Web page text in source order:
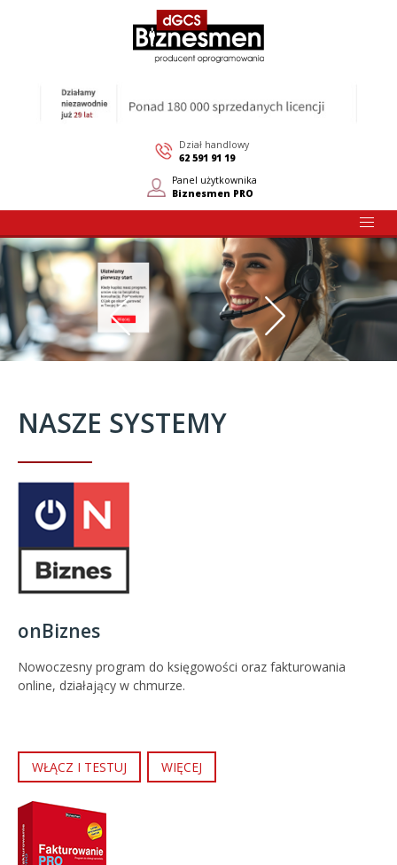
Dział handlowy
62 591 91 19
Panel użytkownika
Biznesmen PRO
NASZE SYSTEMY
onBiznes
Nowoczesny program do księgowości oraz fakturowania
online, działający w chmurze.
WŁĄCZ I TESTUJ WIĘCEJ